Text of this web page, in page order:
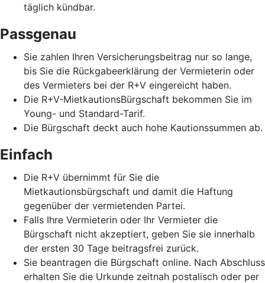
täglich kündbar.
Passgenau
Sie zahlen Ihren Versicherungsbeitrag nur so lange,
bis Sie die Rückgabeerklärung der Vermieterin oder
des Vermieters bei der R+V eingereicht haben.
Die R+V-MietkautionsBürgschaft bekommen Sie im
Young- und Standard-Tarif.
Die Bürgschaft deckt auch hohe Kautionssummen ab.
Einfach
Die R+V übernimmt für Sie die
Mietkautionsbürgschaft und damit die Haftung
gegenüber der vermietenden Partei.
Falls Ihre Vermieterin oder Ihr Vermieter die
Bürgschaft nicht akzeptiert, geben Sie sie innerhalb
der ersten 30 Tage beitragsfrei zurück.
Sie beantragen die Bürgschaft online. Nach Abschluss
erhalten Sie die Urkunde zeitnah postalisch oder per